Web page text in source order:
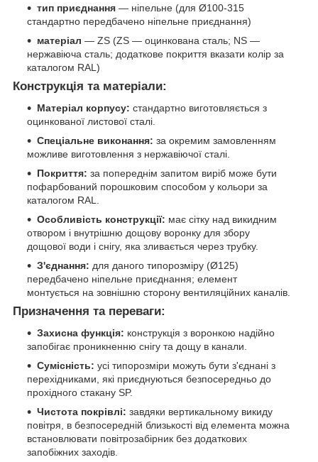
тип приєднання — ніпельне (для Ø100-315
стандартно передбачено ніпельне приєднання)
матеріал — ZS (ZS — оцинкована сталь; NS —
нержавіюча сталь; додаткове покриття вказати колір за
каталогом RAL)
Конструкція та матеріали:
Матеріал корпусу: стандартно виготовляється з
оцинкованої листової сталі.
Спеціальне виконання: за окремим замовленням
можливе виготовлення з нержавіючої сталі.
Покриття: за попереднім запитом виріб може бути
пофарбований порошковим способом у кольори за
каталогом RAL.
Особливість конструкції: має сітку над викидним
отвором і внутрішню дощову воронку для збору
дощової води і снігу, яка зливається через трубку.
З'єднання: для даного типорозміру (Ø125)
передбачено ніпельне приєднання; елемент
монтується на зовнішню сторону вентиляційних каналів.
Призначення та переваги:
Захисна функція: конструкція з воронкою надійно
запобігає проникненню снігу та дощу в канали.
Сумісність: усі типорозміри можуть бути з'єднані з
перехідниками, які приєднуються безпосередньо до
прохідного стакану SP.
Чистота покрівлі: завдяки вертикальному викиду
повітря, в безпосередній близькості від елемента можна
встановлювати повітрозабірник без додаткових
запобіжних заходів.